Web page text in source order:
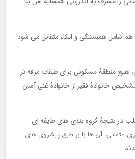
هم شامل همبستگی و اتکاء متقابل می شود
منطقۀ مسکونی برای طبقات مرفه تر
خانوادۀ فقیر از خانوادۀ غنی آسان
در نتیجۀ گروه بندی های طایفه ای
عثمانی، آن ها با بر طبق پیشروی های